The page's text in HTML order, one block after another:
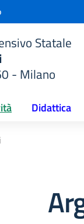
Statale
- Milano
Didattica